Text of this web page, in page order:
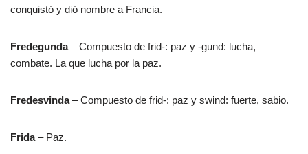
conquistó y dió nombre a Francia.
Fredegunda– Compuesto de frid-: paz y -gund: lucha,
combate. La que lucha por la paz.
Fredesvinda– Compuesto de frid-: paz y swind: fuerte, sabio.
Frida– Paz.